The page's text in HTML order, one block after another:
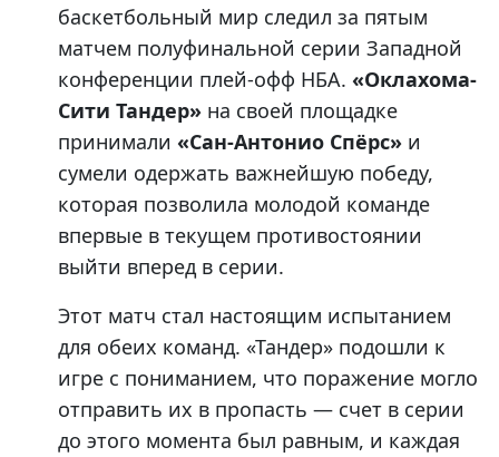
баскетбольный мир следил за пятым
матчем полуфинальной серии Западной
конференции плей-офф НБА. «Оклахома-
Сити Тандер» на своей площадке
принимали «Сан-Антонио Спёрс» и
сумели одержать важнейшую победу,
которая позволила молодой команде
впервые в текущем противостоянии
выйти вперед в серии.
Этот матч стал настоящим испытанием
для обеих команд. «Тандер» подошли к
игре с пониманием, что поражение могло
отправить их в пропасть — счет в серии
до этого момента был равным, и каждая